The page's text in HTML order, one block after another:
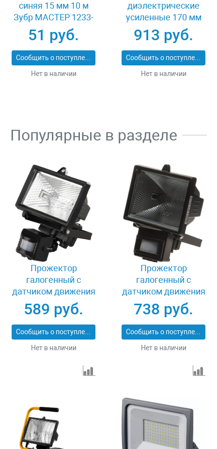
синяя 15 мм 10 м
Зубр МАСТЕР 1233-
73_z01
51 руб.
Сообщить о поступлении
Нет в наличии
диэлектрические
усиленные 170 мм
Зубр ПРОФИ
ПРОФИЭЛЕКТРИК
22145-6-17
913 руб.
Сообщить о поступлении
Нет в наличии
Популярные в разделе
Прожектор
галогенный с
датчиком движения
150 Вт Светозар SV-
57111-B
589 руб.
Сообщить о поступлении
Нет в наличии
Прожектор
галогенный с
датчиком движения
500 Вт Светозар SV-
57113-B
738 руб.
Сообщить о поступлении
Нет в наличии